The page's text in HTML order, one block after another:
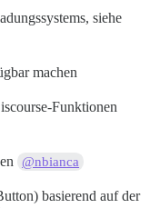
siehe
machen
Funktionen
@nbianca
basierend auf der